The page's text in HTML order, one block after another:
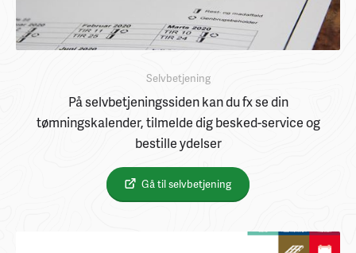
Selvbetjening
På selvbetjeningssiden kan du fx se din
tømningskalender, tilmelde dig besked-service og
bestille ydelser
Gå til selvbetjening